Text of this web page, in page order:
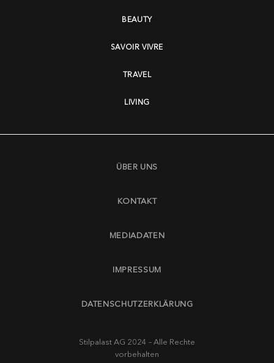
BEAUTY
SAVOIR VIVRE
TRAVEL
LIVING
ÜBER UNS
KONTAKT
MEDIADATEN
IMPRESSUM
DATENSCHUTZERKLÄRUNG
Stilpalast AG 2024 – Alle Rechte
vorbehalten